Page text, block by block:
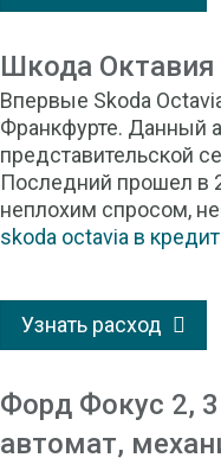
Шкода Октавия
Впервые Skoda
Франкфурте. Данный
представительской
Последний прошел в
неплохим спросом,
skoda octavia в кредит
Узнать расход
Форд Фокус 2,
автомат,